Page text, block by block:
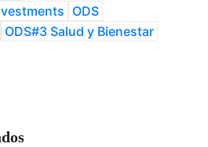
ODS
ODS#3 Salud y Bienestar